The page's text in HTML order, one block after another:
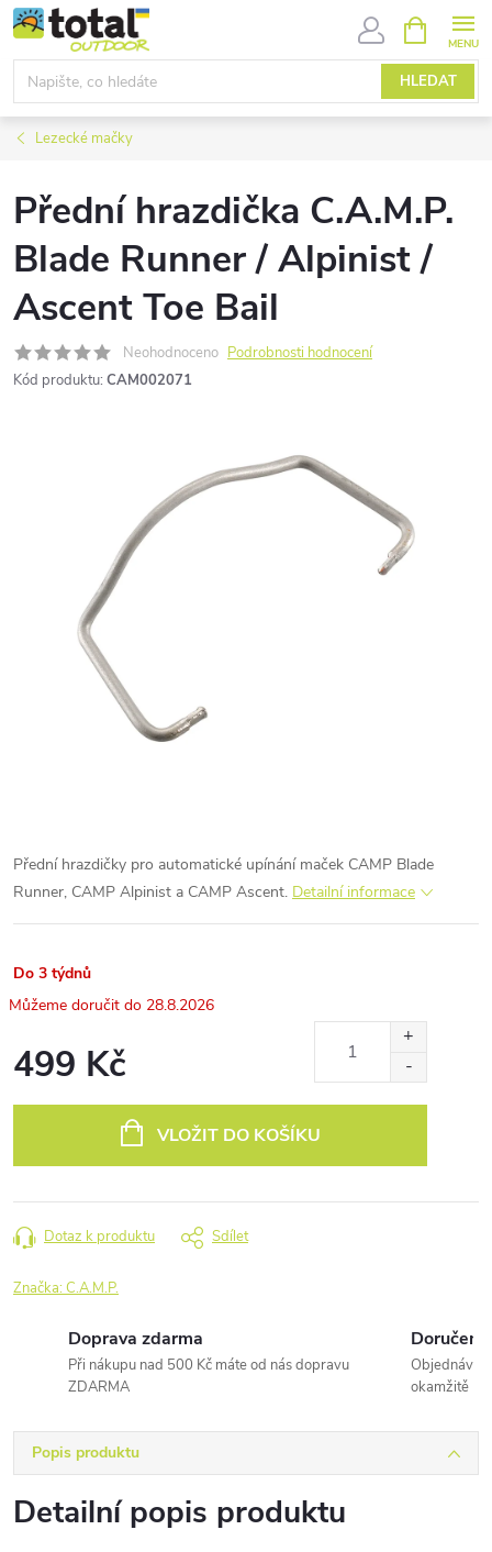
Přejít
na
obsah
HLEDAT
NÁKUPNÍ
KOŠÍK
Lezecké mačky
Přední hrazdička C.A.M.P.
Blade Runner / Alpinist /
Ascent Toe Bail
Neohodnoceno Podrobnosti hodnocení
Kód produktu: CAM002071
Přední hrazdičky pro automatické upínání maček CAMP Blade
Runner, CAMP Alpinist a CAMP Ascent. Detailní informace
Do 3 týdnů
28.8.2026
499 Kč
VLOŽIT DO KOŠÍKU
Dotaz k produktu Sdílet
Značka:C.A.M.P.
Doprava zdarma
Při nákupu nad 500 Kč máte od nás dopravu
ZDARMA
Doručení
okamžitě
Popis produktu
Detailní popis produktu